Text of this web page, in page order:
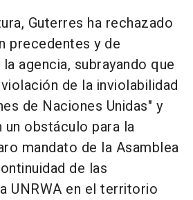
Guterres ha rechazado
precedentes y de
agencia, subrayando que
de la inviolabilidad
de Naciones Unidas" y
un obstáculo para la
mandato de la Asamblea
de las
UNRWA en el territorio